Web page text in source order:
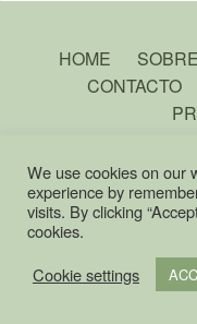
HOME
CONTACTO
COPYRIGHT ©
We use cookies on our
experience by
visits. By clicking
cookies.
Cookie settings